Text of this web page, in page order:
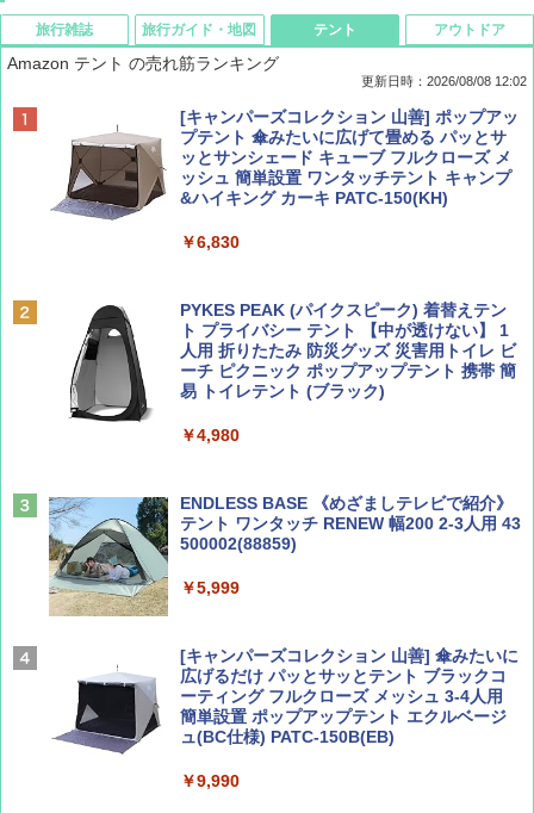
旅行雑誌
BE-PAL(ビ-パル) 2026年 9 月号【特別付録:
SOTO ミニマル"旅"財布 ランダム2種】
￥1,500
￥713
AIRLINE（エアライン）2026年9月号【特
集】ボーイング110周年を祝して！
￥1,760
旅行ガイド・地図
D40 地球の歩き方 チェンマイ タイ北部の魅
力的な町 2026～2027 地球の歩き方D アジア
￥2,079
￥2,695
球の歩き方A ヨーロッパ
A26 地球の歩き方 チェコ ポーランド スロヴ
ァキア 2026～2027 地球の歩き方A ヨーロッ
テント
Amazon テント の売れ筋ランキング
更新日時：2026/08/08 12:02
[キャンパーズコレクション 山善] ポップアッ
プテント 傘みたいに広げて畳める パッとサ
ッとサンシェード キューブ フルクローズ メ
ッシュ 簡単設置 ワンタッチテント キャンプ
&ハイキング カーキ PATC-150(KH)
￥6,830
PYKES PEAK (パイクスピーク) 着替えテン
ト プライバシー テント 【中が透けない】 1
人用 折りたたみ 防災グッズ 災害用トイレ ビ
ーチ ピクニック ポップアップテント 携帯 簡
易 トイレテント (ブラック)
￥4,980
ENDLESS BASE 《めざましテレビで紹介》
テント ワンタッチ RENEW 幅200 2-3人用 43
500002(88859)
￥5,999
[キャンパーズコレクション 山善] 傘みたいに
広げるだけ パッとサッとテント ブラックコ
ーティング フルクローズ メッシュ 3-4人用
簡単設置 ポップアップテント エクルベージ
ュ(BC仕様) PATC-150B(EB)
￥9,990
アウトドア